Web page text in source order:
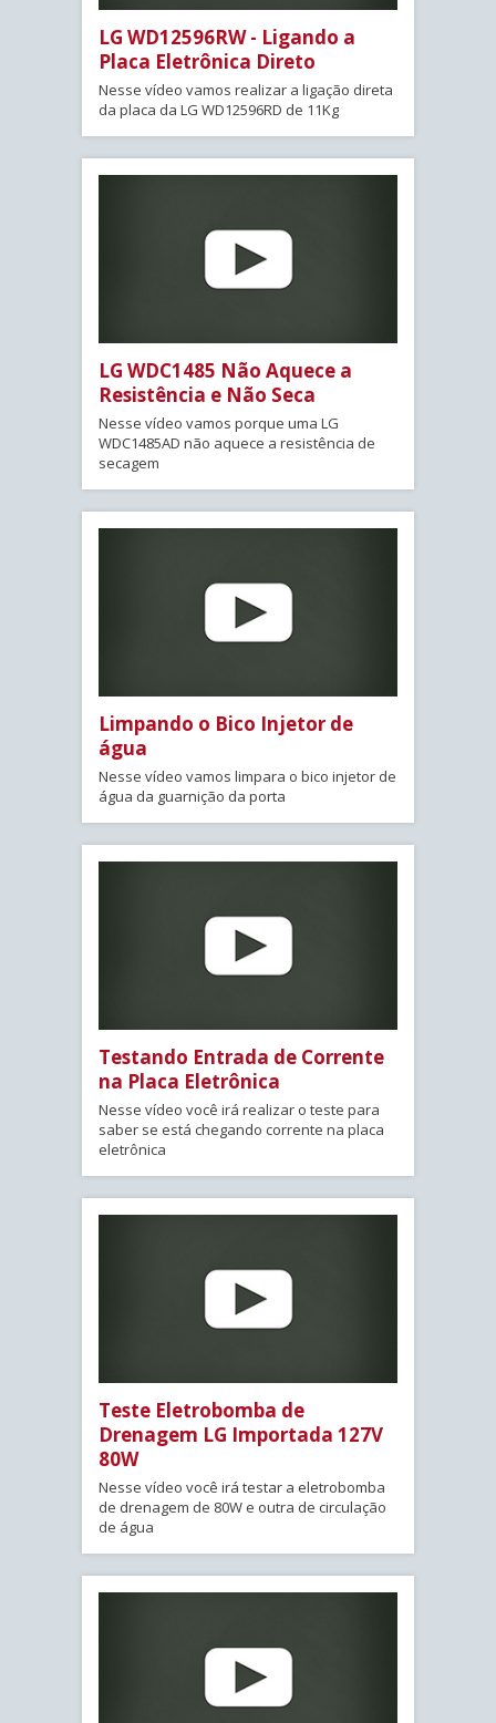
LG WD12596RW - Ligando a
Placa Eletrônica Direto
Nesse vídeo vamos realizar a ligação direta
da placa da LG WD12596RD de 11Kg
LG WDC1485 Não Aquece a
Resistência e Não Seca
Nesse vídeo vamos porque uma LG
WDC1485AD não aquece a resistência de
secagem
Limpando o Bico Injetor de
água
Nesse vídeo vamos limpara o bico injetor de
água da guarnição da porta
Testando Entrada de Corrente
na Placa Eletrônica
Nesse vídeo você irá realizar o teste para
saber se está chegando corrente na placa
eletrônica
Teste Eletrobomba de
Drenagem LG Importada 127V
80W
Nesse vídeo você irá testar a eletrobomba
de drenagem de 80W e outra de circulação
de água